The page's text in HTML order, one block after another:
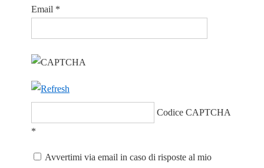
Email *
Codice CAPTCHA
*
Avvertimi via email in caso di risposte al mio